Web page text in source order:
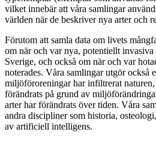
vilket innebär att våra samlingar
världen när de beskriver nya arter och
Förutom att samla data om livets
om när och var nya, potentiellt invasiva
Sverige, och också om när och var
noterades. Våra samlingar utgör också
miljöföroreningar har infiltrerat naturen,
förändrats på grund av
arter har förändrats över tiden. Våra
andra discipliner som historia,
av artificiell intelligens.